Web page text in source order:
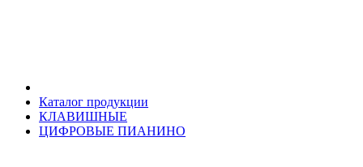
Каталог продукции
КЛАВИШНЫЕ
ЦИФРОВЫЕ ПИАНИНО